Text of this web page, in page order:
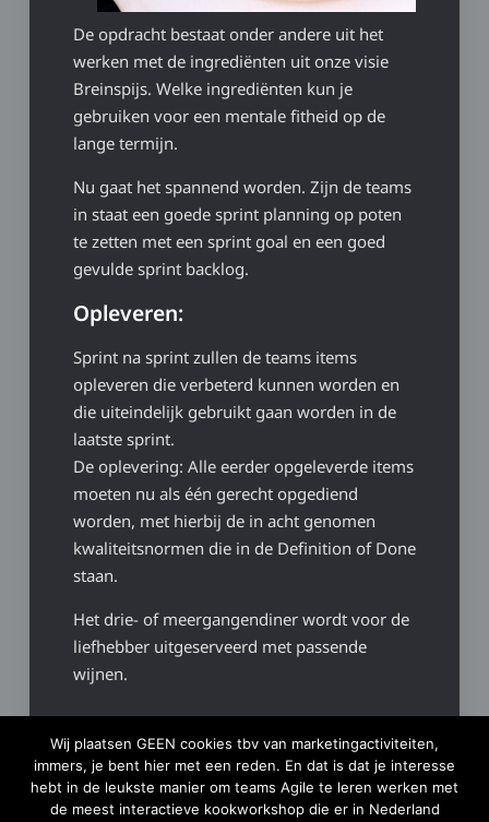
De opdracht bestaat onder andere uit het
werken met de ingrediënten uit onze visie
Breinspijs. Welke ingrediënten kun je
gebruiken voor een mentale fitheid op de
lange termijn.
Nu gaat het spannend worden. Zijn de teams
in staat een goede sprint planning op poten
te zetten met een sprint goal en een goed
gevulde sprint backlog.
Opleveren:
Sprint na sprint zullen de teams items
opleveren die verbeterd kunnen worden en
die uiteindelijk gebruikt gaan worden in de
laatste sprint.
De oplevering: Alle eerder opgeleverde items
moeten nu als één gerecht opgediend
worden, met hierbij de in acht genomen
kwaliteitsnormen die in de Definition of Done
staan.
Het drie- of meergangendiner wordt voor de
liefhebber uitgeserveerd met passende
wijnen.
Wij plaatsen GEEN cookies tbv van marketingactiviteiten,
immers, je bent hier met een reden. En dat is dat je interesse
hebt in de leukste manier om teams Agile te leren werken met
de meest interactieve kookworkshop die er in Nederland